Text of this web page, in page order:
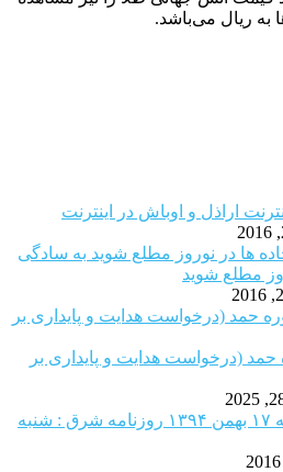
به ریال می‌باشد.
اراذل و اوباش در اینترنت
به سادگی
مطلع شوید
(درخواست هدایت و پایداری بر
روزنامه شرق : شنبه